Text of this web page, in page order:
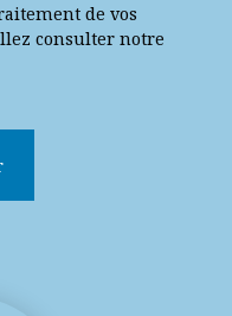
de vos
consulter notre